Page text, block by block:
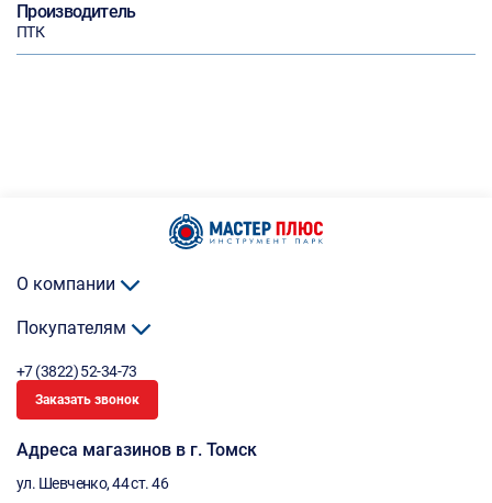
Производитель
ПТК
О компании
Покупателям
+7 (3822) 52-34-73
Заказать звонок
Адреса магазинов в г. Томск
ул. Шевченко, 44 ст. 46